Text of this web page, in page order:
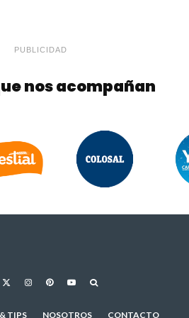
PUBLICIDAD
nos acompañan
TIPS NOSOTROS CONTACTO